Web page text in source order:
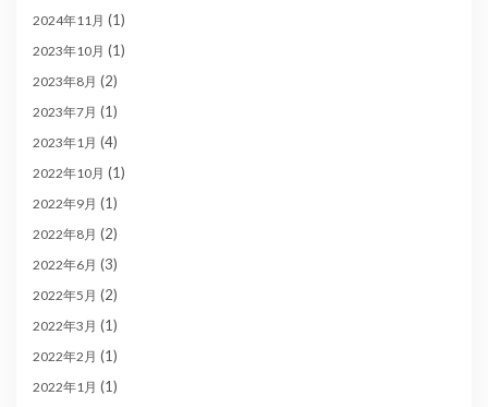
2024年11月 (1)
2023年10月 (1)
2023年8月 (2)
2023年7月 (1)
2023年1月 (4)
2022年10月 (1)
2022年9月 (1)
2022年8月 (2)
2022年6月 (3)
2022年5月 (2)
2022年3月 (1)
2022年2月 (1)
2022年1月 (1)